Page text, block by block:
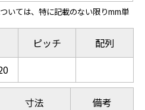
いては、特に記載のない限りmm単
ピッチ 配列
寸法
備考